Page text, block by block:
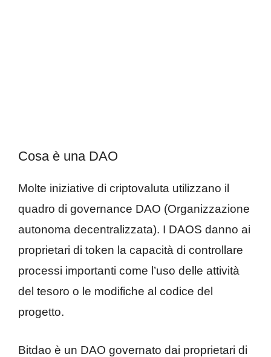
Cosa è una DAO
Molte iniziative di criptovaluta utilizzano il
quadro di governance DAO (Organizzazione
autonoma decentralizzata). I DAOS danno ai
proprietari di token la capacità di controllare
processi importanti come l’uso delle attività
del tesoro o le modifiche al codice del
progetto.
Bitdao è un DAO governato dai proprietari di